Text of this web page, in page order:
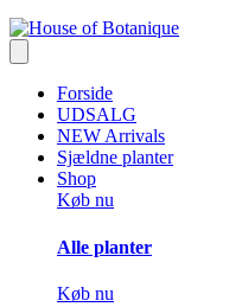
Forside
UDSALG
NEW Arrivals
Sjældne planter
Shop
Køb nu
Alle planter
Køb nu